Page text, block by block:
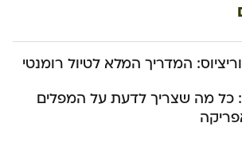
המדריך המלא לטיול רומנטי
כל מה שצריך לדעת על המפלים